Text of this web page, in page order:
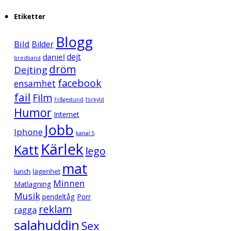
Etiketter
Bild Bilder Blogg
bredband daniel dejt
Dejtingdröm
ensamhet facebook
fail Film Frågestund förkyld
Humor Internet
Iphone Jobb kanal 5
Katt Kärlek lego
lunch lägenhet mat
Matlagning Minnen
Musik pendeltåg Porr
ragga reklam
salahuddin Sex